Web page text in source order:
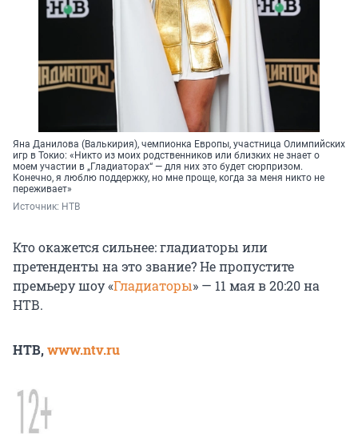
Яна Данилова (Валькирия), чемпионка Европы, участница Олимпийских
игр в Токио: «Никто из моих родственников или близких не знает о
моем участии в „Гладиаторах“ — для них это будет сюрпризом.
Конечно, я люблю поддержку, но мне проще, когда за меня никто не
переживает»
Источник: НТВ
Кто окажется сильнее: гладиаторы или
претенденты на это звание? Не пропустите
премьеру шоу «Гладиаторы» — 11 мая в 20:20 на
НТВ.
НТВ,www.ntv.ru